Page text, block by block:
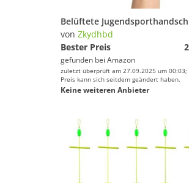
von Zkydhbd
Bester Preis
gefunden bei Amazon
zuletzt überprüft am 27.09.2025 um 00:03;
Preis kann sich seitdem geändert haben.
Keine weiteren Anbieter